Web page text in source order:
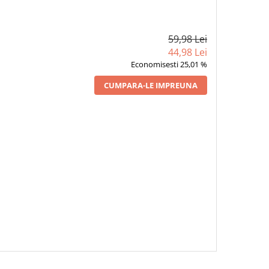
59,98 Lei
44,98 Lei
Economisesti 25,01 %
CUMPARA-LE IMPREUNA